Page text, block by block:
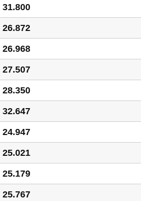
31.800
26.872
26.968
27.507
28.350
32.647
24.947
25.021
25.179
25.767